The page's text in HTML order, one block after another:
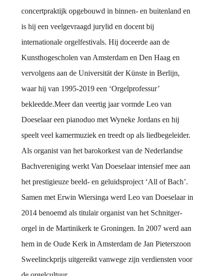
concertpraktijk opgebouwd in binnen- en buitenland en
is hij een veelgevraagd jurylid en docent bij
internationale orgelfestivals. Hij doceerde aan de
Kunsthogescholen van Amsterdam en Den Haag en
vervolgens aan de Universität der Künste in Berlijn,
waar hij van 1995-2019 een ‘Orgelprofessur’
bekleedde.Meer dan veertig jaar vormde Leo van
Doeselaar een pianoduo met Wyneke Jordans en hij
speelt veel kamermuziek en treedt op als liedbegeleider.
Als organist van het barokorkest van de Nederlandse
Bachvereniging werkt Van Doeselaar intensief mee aan
het prestigieuze beeld- en geluidsproject ‘All of Bach’.
Samen met Erwin Wiersinga werd Leo van Doeselaar in
2014 benoemd als titulair organist van het Schnitger-
orgel in de Martinikerk te Groningen. In 2007 werd aan
hem in de Oude Kerk in Amsterdam de Jan Pieterszoon
Sweelinckprijs uitgereikt vanwege zijn verdiensten voor